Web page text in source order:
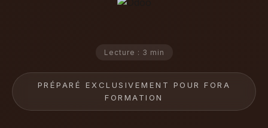
Lecture : 3 min
PRÉPARÉ EXCLUSIVEMENT POUR FORA
FORMATION